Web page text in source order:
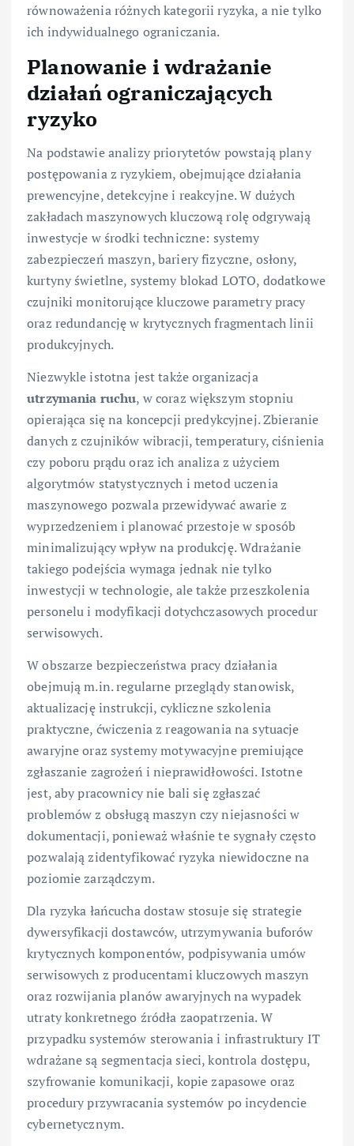
równoważenia różnych kategorii ryzyka, a nie tylko
ich indywidualnego ograniczania.
Planowanie i wdrażanie
działań ograniczających
ryzyko
Na podstawie analizy priorytetów powstają plany
postępowania z ryzykiem, obejmujące działania
prewencyjne, detekcyjne i reakcyjne. W dużych
zakładach maszynowych kluczową rolę odgrywają
inwestycje w środki techniczne: systemy
zabezpieczeń maszyn, bariery fizyczne, osłony,
kurtyny świetlne, systemy blokad LOTO, dodatkowe
czujniki monitorujące kluczowe parametry pracy
oraz redundancję w krytycznych fragmentach linii
produkcyjnych.
Niezwykle istotna jest także organizacja
utrzymania ruchu, w coraz większym stopniu
opierająca się na koncepcji predykcyjnej. Zbieranie
danych z czujników wibracji, temperatury, ciśnienia
czy poboru prądu oraz ich analiza z użyciem
algorytmów statystycznych i metod uczenia
maszynowego pozwala przewidywać awarie z
wyprzedzeniem i planować przestoje w sposób
minimalizujący wpływ na produkcję. Wdrażanie
takiego podejścia wymaga jednak nie tylko
inwestycji w technologie, ale także przeszkolenia
personelu i modyfikacji dotychczasowych procedur
serwisowych.
W obszarze bezpieczeństwa pracy działania
obejmują m.in. regularne przeglądy stanowisk,
aktualizację instrukcji, cykliczne szkolenia
praktyczne, ćwiczenia z reagowania na sytuacje
awaryjne oraz systemy motywacyjne premiujące
zgłaszanie zagrożeń i nieprawidłowości. Istotne
jest, aby pracownicy nie bali się zgłaszać
problemów z obsługą maszyn czy niejasności w
dokumentacji, ponieważ właśnie te sygnały często
pozwalają zidentyfikować ryzyka niewidoczne na
poziomie zarządczym.
Dla ryzyka łańcucha dostaw stosuje się strategie
dywersyfikacji dostawców, utrzymywania buforów
krytycznych komponentów, podpisywania umów
serwisowych z producentami kluczowych maszyn
oraz rozwijania planów awaryjnych na wypadek
utraty konkretnego źródła zaopatrzenia. W
przypadku systemów sterowania i infrastruktury IT
wdrażane są segmentacja sieci, kontrola dostępu,
szyfrowanie komunikacji, kopie zapasowe oraz
procedury przywracania systemów po incydencie
cybernetycznym.